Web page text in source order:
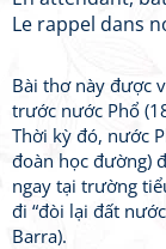
Le rappel dans
Bài thơ này được
trước nước Phổ
Thời kỳ đó, nước
đoàn học đường)
ngay tại trường
đi “đòi lại đất
Barra).